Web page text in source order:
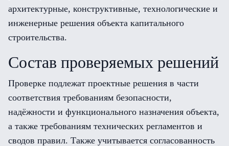
архитектурные, конструктивные, технологические и
инженерные решения объекта капитального
строительства.
Состав проверяемых решений
Проверке подлежат проектные решения в части
соответствия требованиям безопасности,
надёжности и функционального назначения объекта,
а также требованиям технических регламентов и
сводов правил. Также учитывается согласованность